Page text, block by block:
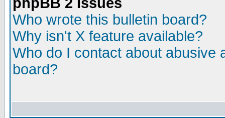
Who wrote this bulletin board?
Why isn't X feature available?
Who do I contact about abusive
board?